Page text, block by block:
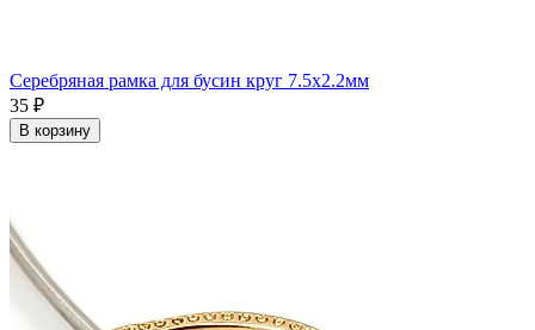
Серебряная рамка для бусин круг 7.5x2.2мм
35 ₽
В корзину